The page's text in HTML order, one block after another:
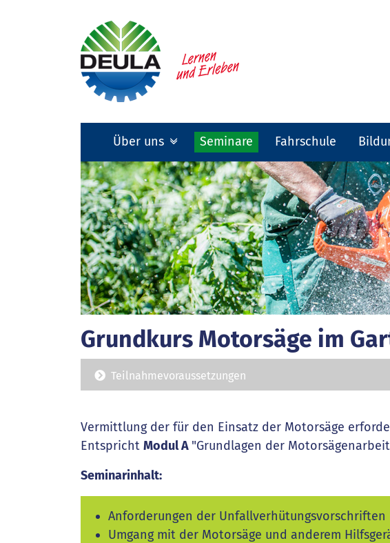
Über uns Seminare Fahrschule
Grundkurs Motorsäge im
Teilnahmevoraussetzungen
Vermittlung der für den Einsatz der Motorsäge
Entspricht Modul A "Grundlagen der
Seminarinhalt:
Anforderungen der Unfallverhütungsvorschriften
Umgang mit der Motorsäge und anderem